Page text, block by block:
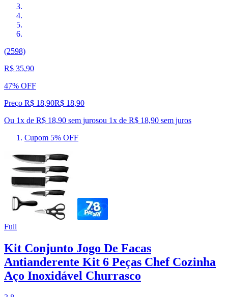
(2598)
R$ 35,90
47% OFF
Preço R$ 18,90R$ 18,90
Ou 1x de R$ 18,90 sem jurosou 1x de R$ 18,90 sem juros
Cupom 5% OFF
Full
Kit Conjunto Jogo De Facas
Antianderente Kit 6 Peças Chef Cozinha
Aço Inoxidável Churrasco